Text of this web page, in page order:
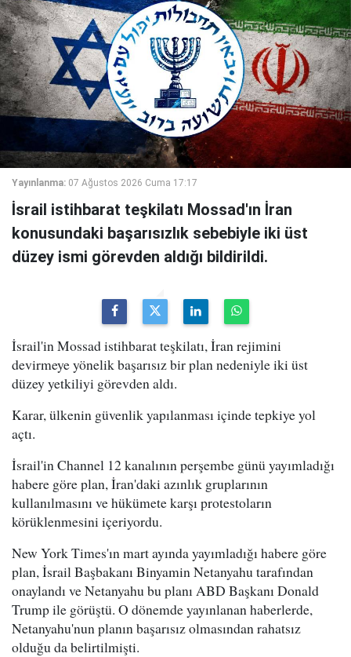
Yayınlanma: 07 Ağustos 2026 Cuma 17:17
İsrail istihbarat teşkilatı Mossad'ın İran
konusundaki başarısızlık sebebiyle iki üst
düzey ismi görevden aldığı bildirildi.
İsrail'in Mossad istihbarat teşkilatı, İran rejimini
devirmeye yönelik başarısız bir plan nedeniyle iki üst
düzey yetkiliyi görevden aldı.
Karar, ülkenin güvenlik yapılanması içinde tepkiye yol
açtı.
İsrail'in Channel 12 kanalının perşembe günü yayımladığı
habere göre plan, İran'daki azınlık gruplarının
kullanılmasını ve hükümete karşı protestoların
körüklenmesini içeriyordu.
New York Times'ın mart ayında yayımladığı habere göre
plan, İsrail Başbakanı Binyamin Netanyahu tarafından
onaylandı ve Netanyahu bu planı ABD Başkanı Donald
Trump ile görüştü. O dönemde yayınlanan haberlerde,
Netanyahu'nun planın başarısız olmasından rahatsız
olduğu da belirtilmişti.